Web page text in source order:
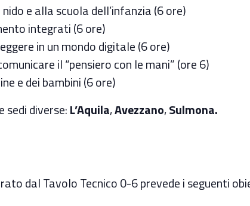
e alla scuola dell’infanzia (6 ore)
integrati (6 ore)
in un mondo digitale (6 ore)
il “pensiero con le mani” (ore 6)
e dei bambini (6 ore)
sedi diverse:L’Aquila,Avezzano,Sulmona.
dal Tavolo Tecnico 0-6 prevede i seguenti